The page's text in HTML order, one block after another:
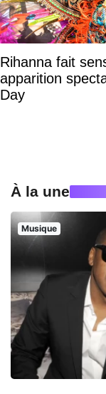
Rihanna fait
apparition
Day
À la une
Musique